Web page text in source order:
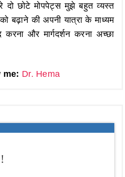
दो छोटे मोपपेट्स मुझे बहुत व्यस्त
बढ़ाने की अपनी यात्रा के माध्यम
करना और मार्गदर्शन करना अच्छा
me: Dr. Hema